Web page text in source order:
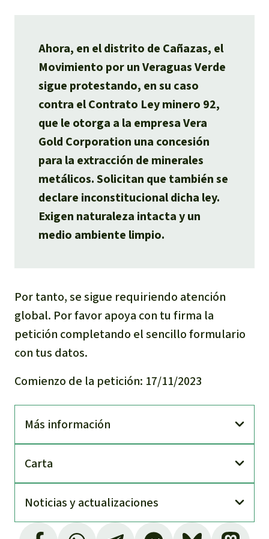
Ahora, en el distrito de Cañazas, el
Movimiento por un Veraguas Verde
sigue protestando, en su caso
contra el Contrato Ley minero 92,
que le otorga a la empresa Vera
Gold Corporation una concesión
para la extracción de minerales
metálicos. Solicitan que también se
declare inconstitucional dicha ley.
Exigen naturaleza intacta y un
medio ambiente limpio.
Por tanto, se sigue requiriendo atención
global. Por favor apoya con tu firma la
petición completando el sencillo formulario
con tus datos.
Comienzo de la petición: 17/11/2023
Más información
Carta
Noti­cias y actuali­zaciones
Ley 407